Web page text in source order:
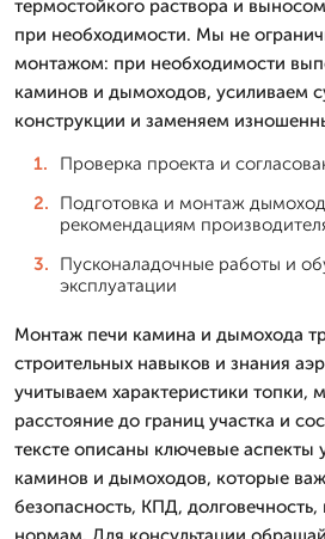
термостойкого раствора и
при необходимости. Мы не
монтажом: при необходимости
каминов и дымоходов, усиливаем
конструкции и заменяем
Проверка проекта и
Подготовка и монтаж
рекомендациям
Пусконаладочные работы и
эксплуатации
Монтаж печи камина и дымохода
строительных навыков и знания
учитываем характеристики топки,
расстояние до границ участка и
тексте описаны ключевые аспекты
каминов и дымоходов, которые
безопасность, КПД, долговечность,